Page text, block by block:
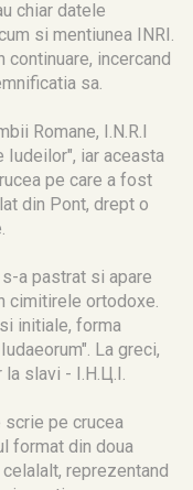
chiar datele
si mentiunea INRI.
continuare, incercand
sa.
Romane, I.N.R.I
Iudeilor", iar aceasta
pe care a fost
din Pont, drept o
a pastrat si apare
cimitirele ortodoxe.
initiale, forma
La greci,
slavi - I.H.Ц.I.
pe crucea
format din doua
reprezentand